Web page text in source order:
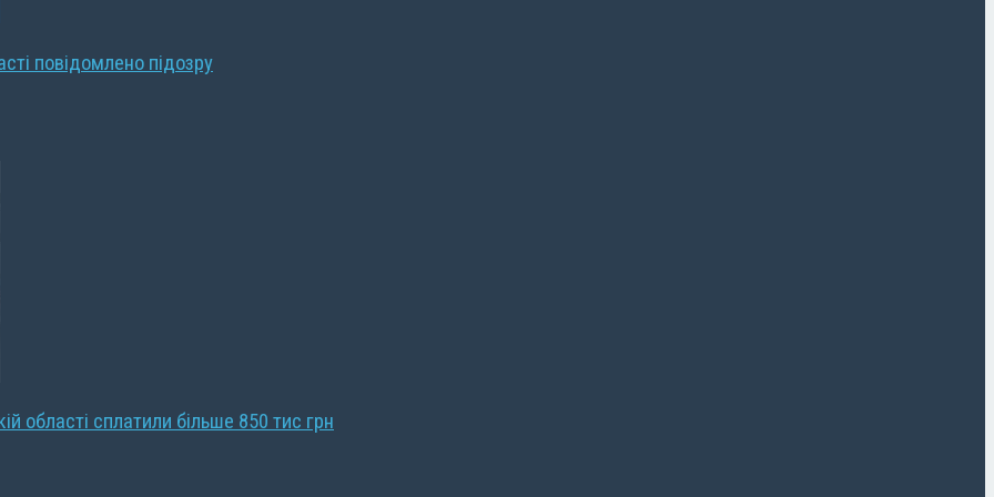
повідомлено підозру
області сплатили більше 850 тис грн